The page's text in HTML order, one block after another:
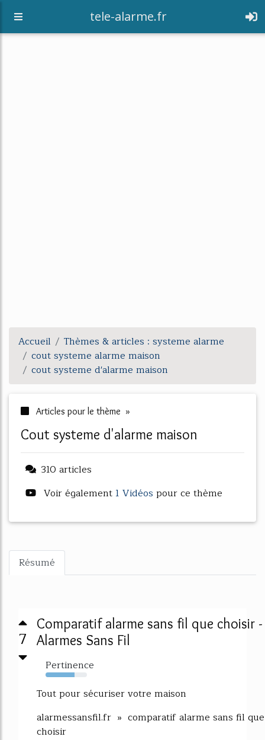
tele-alarme.fr
Accueil
Thèmes & articles : systeme alarme
cout systeme alarme maison
cout systeme d'alarme maison
Articles pour le thème »
cout systeme d'alarme maison
310 articles
Voir également 1 Vidéos pour ce thème
Résumé
7
Comparatif alarme sans fil que choisir -
Alarmes Sans Fil
Pertinence
70%
Tout pour sécuriser votre maison
alarmessansfil.fr » comparatif alarme sans fil que
choisir